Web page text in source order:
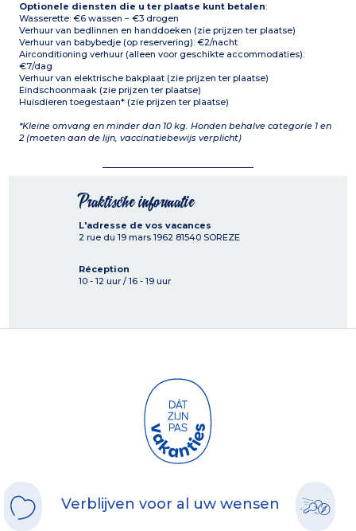
Optionele diensten die u ter plaatse kunt betalen:
Wasserette: €6 wassen – €3 drogen
Verhuur van bedlinnen en handdoeken (zie prijzen ter plaatse)
Verhuur van babybedje (op reservering): €2/nacht
Airconditioning verhuur (alleen voor geschikte accommodaties):
€7/dag
Verhuur van elektrische bakplaat (zie prijzen ter plaatse)
Eindschoonmaak (zie prijzen ter plaatse)
Huisdieren toegestaan* (zie prijzen ter plaatse)
*Kleine omvang en minder dan 10 kg. Honden behalve categorie 1 en
2 (moeten aan de lijn, vaccinatiebewijs verplicht)
Praktische informatie
L'adresse de vos vacances
2 rue du 19 mars 1962 81540 SOREZE
Réception
10 - 12 uur / 16 - 19 uur
Verblijven voor al uw wensen